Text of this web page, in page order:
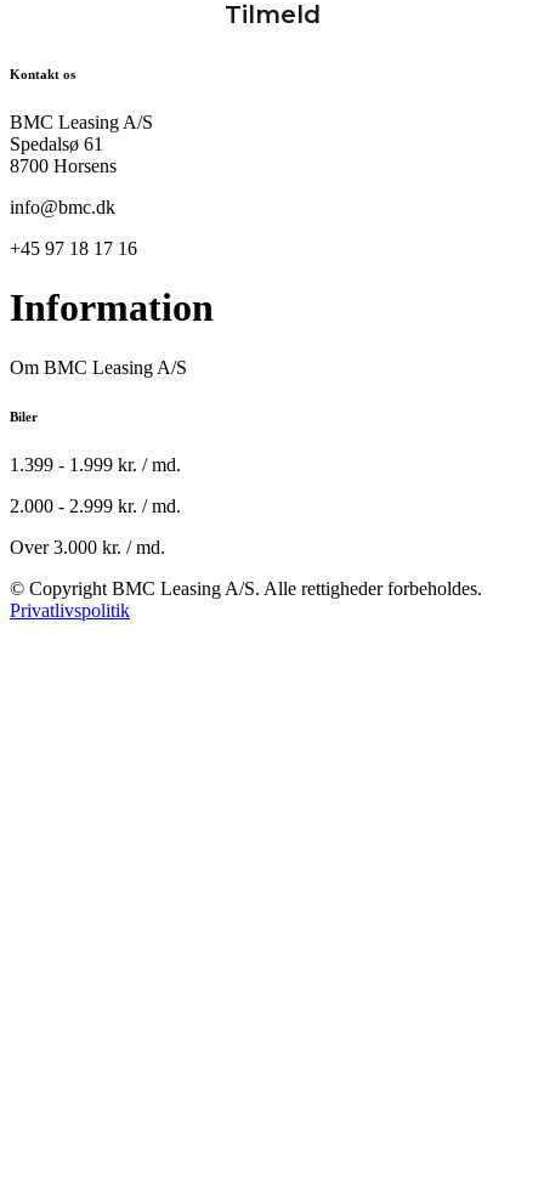
Kontakt os
BMC Leasing A/S
Spedalsø 61
8700 Horsens
info@bmc.dk
+45 97 18 17 16
Information
Om BMC Leasing A/S
Biler
1.399 - 1.999 kr. / md.
2.000 - 2.999 kr. / md.
Over 3.000 kr. / md.
© Copyright BMC Leasing A/S. Alle rettigheder forbeholdes.
Privatlivspolitik